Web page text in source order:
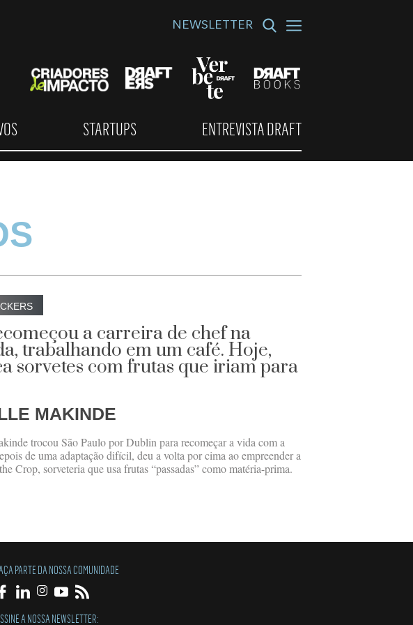
NEWSLETTER
STARTUPS ENTREVISTA DRAFT
a carreira de chef na
trabalhando em um café. Hoje,
sorvetes com frutas que iriam para
MAKINDE
trocou São Paulo por Dublin para recomeçar a vida com a
de uma adaptação difícil, deu a volta por cima ao empreender a
Crop, sorveteria que usa frutas “passadas” como matéria-prima.
PARTE DA NOSSA COMUNIDADE
A NOSSA NEWSLETTER: